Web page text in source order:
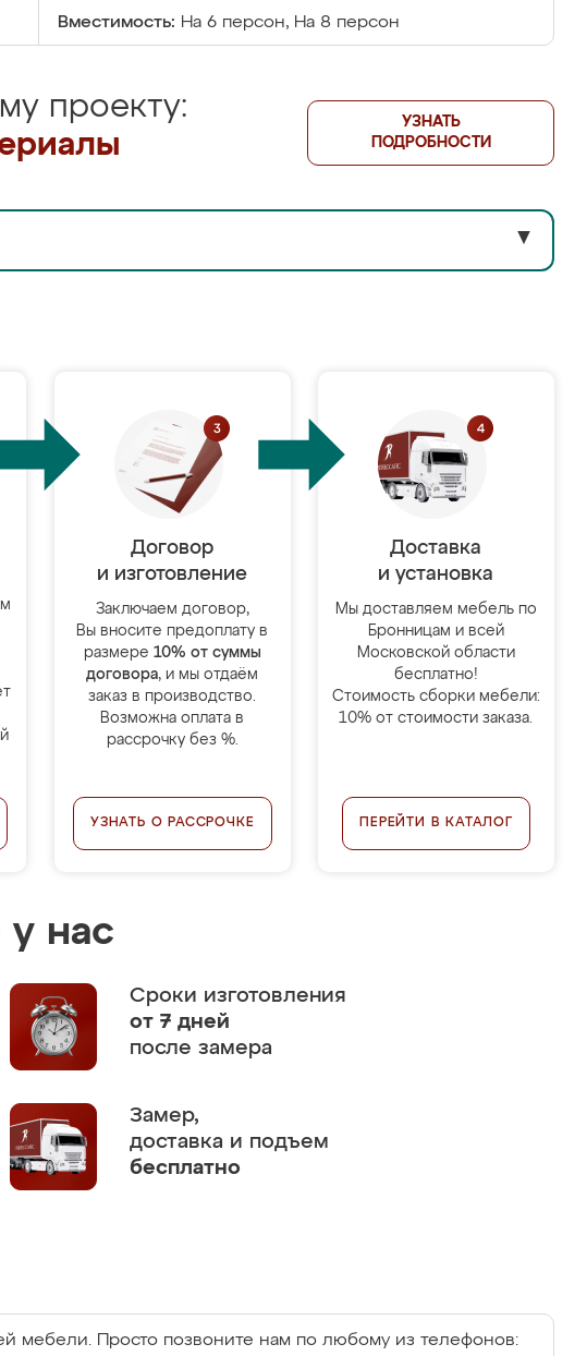
Вместимость: На 6 персон, На 8 персон
проекту:
УЗНАТЬ
ПОДРОБНОСТИ
▼
Договор
и изготовление
Заключаем договор,
Вы вносите предоплату в
размере 10% от суммы
договора, и мы отдаём
заказ в производство.
Возможна оплата в
рассрочку без %.
УЗНАТЬ О РАССРОЧКЕ
Доставка
и установка
Мы доставляем мебель по
Бронницам и всей
Московской области
бесплатно!
Стоимость сборки мебели:
10% от стоимости заказа.
ПЕРЕЙТИ В КАТАЛОГ
у нас
Сроки изготовления
от 7 дней
после замера
Замер,
доставка и подъем
бесплатно
мебели. Просто позвоните нам по любому из телефонов: